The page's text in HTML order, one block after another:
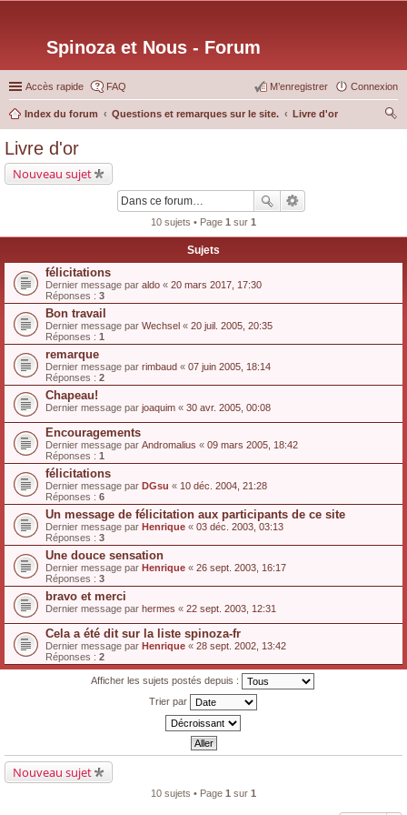
Spinoza et Nous - Forum
Accès rapide FAQ Connexion
M’enregistrer
Index du forum Questions et remarques sur le site.
Livre d'or
Livre d'or
Nouveau sujet
10 sujets • Page 1 sur 1
Sujets
félicitations
Dernier message par aldo « 20 mars 2017, 17:30
Réponses : 3
Bon travail
Dernier message par Wechsel « 20 juil. 2005, 20:35
Réponses : 1
remarque
Dernier message par rimbaud « 07 juin 2005, 18:14
Réponses : 2
Chapeau!
Dernier message par joaquim « 30 avr. 2005, 00:08
Encouragements
Dernier message par Andromalius « 09 mars 2005, 18:42
Réponses : 1
félicitations
Dernier message par DGsu « 10 déc. 2004, 21:28
Réponses : 6
Un message de félicitation aux participants de ce site
Dernier message par Henrique « 03 déc. 2003, 03:13
Réponses : 3
Une douce sensation
Dernier message par Henrique « 26 sept. 2003, 16:17
Réponses : 3
bravo et merci
Dernier message par hermes « 22 sept. 2003, 12:31
Cela a été dit sur la liste spinoza-fr
Dernier message par Henrique « 28 sept. 2002, 13:42
Réponses : 2
Afficher les sujets postés depuis :
Trier par
Nouveau sujet
10 sujets • Page 1 sur 1